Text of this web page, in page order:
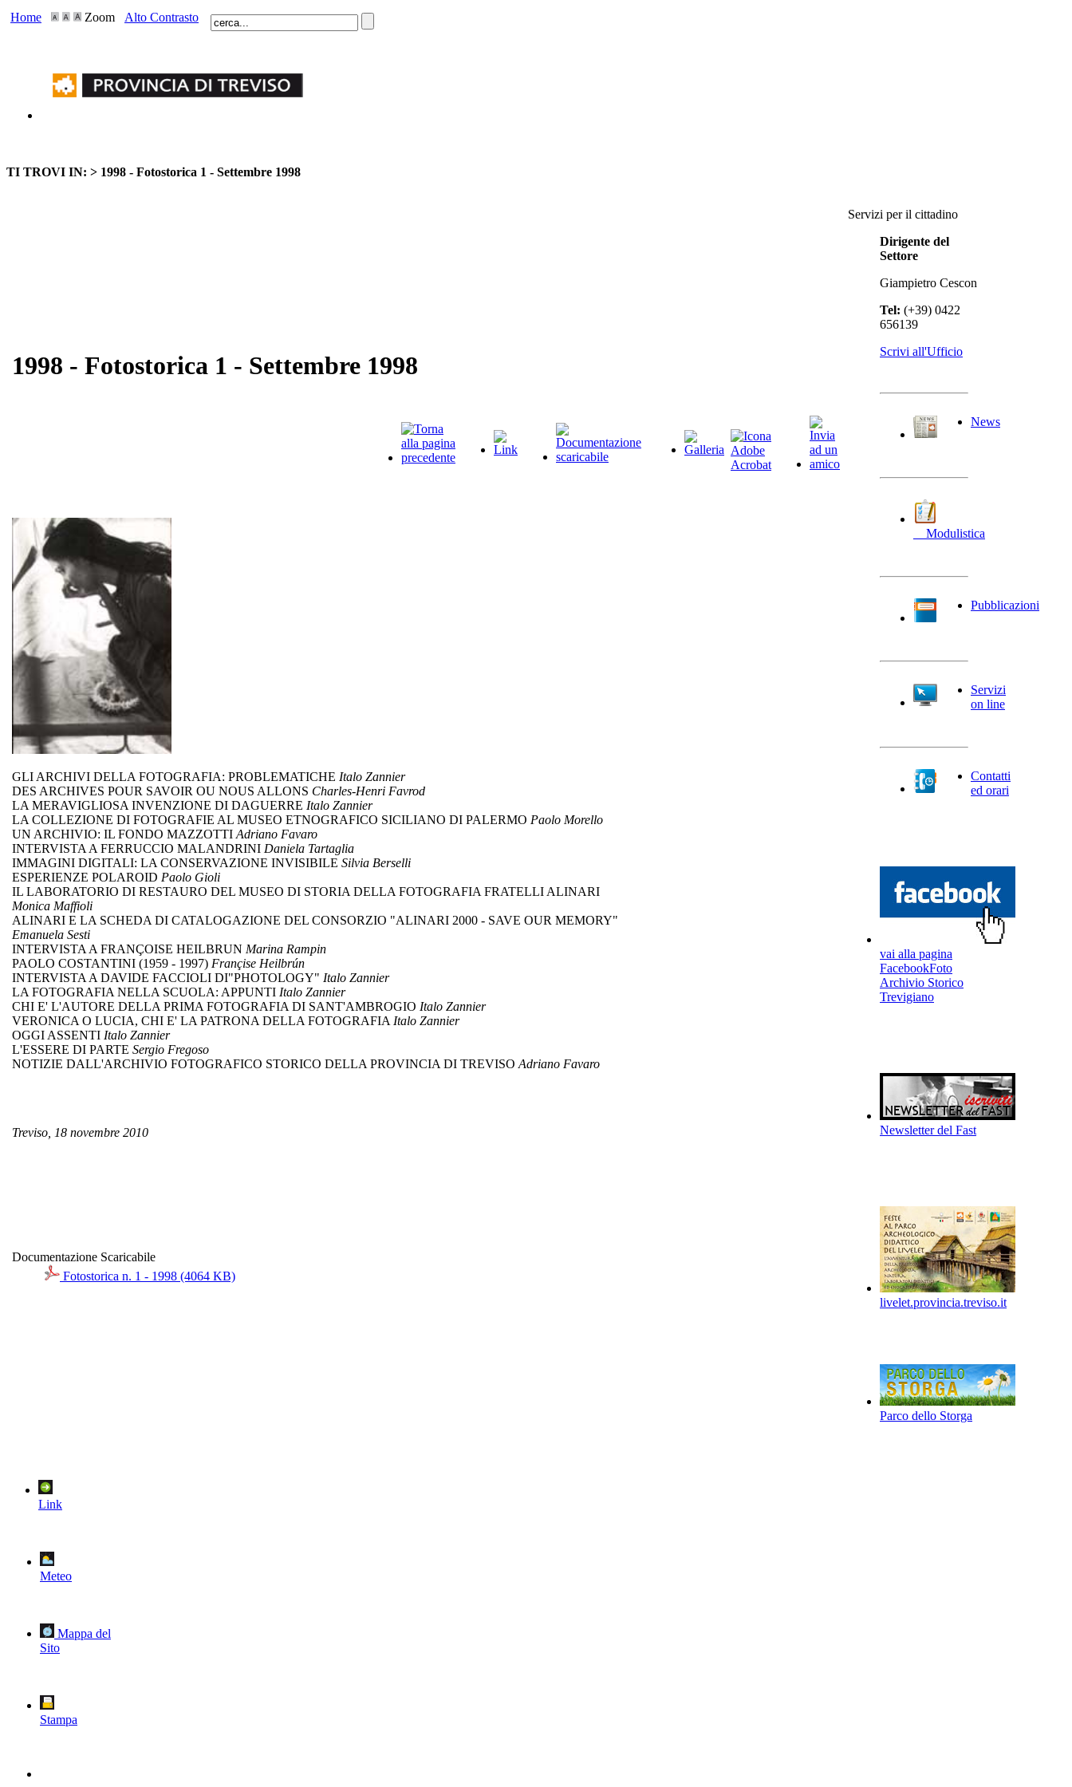
Home Zoom Alto Contrasto
TI TROVI IN: > 1998 - Fotostorica 1 - Settembre 1998
1998 - Fotostorica 1 - Settembre 1998
GLI ARCHIVI DELLA FOTOGRAFIA: PROBLEMATICHE Italo Zannier
DES ARCHIVES POUR SAVOIR OU NOUS ALLONS Charles-Henri Favrod
LA MERAVIGLIOSA INVENZIONE DI DAGUERRE Italo Zannier
LA COLLEZIONE DI FOTOGRAFIE AL MUSEO ETNOGRAFICO SICILIANO DI PALERMO Paolo Morello
UN ARCHIVIO: IL FONDO MAZZOTTI Adriano Favaro
INTERVISTA A FERRUCCIO MALANDRINI Daniela Tartaglia
IMMAGINI DIGITALI: LA CONSERVAZIONE INVISIBILE Silvia Berselli
ESPERIENZE POLAROID Paolo Gioli
IL LABORATORIO DI RESTAURO DEL MUSEO DI STORIA DELLA FOTOGRAFIA FRATELLI ALINARI
Monica Maffioli
ALINARI E LA SCHEDA DI CATALOGAZIONE DEL CONSORZIO "ALINARI 2000 - SAVE OUR MEMORY"
Emanuela Sesti
INTERVISTA A FRANÇOISE HEILBRUN Marina Rampin
PAOLO COSTANTINI (1959 - 1997) Françise Heilbrún
INTERVISTA A DAVIDE FACCIOLI DI"PHOTOLOGY" Italo Zannier
LA FOTOGRAFIA NELLA SCUOLA: APPUNTI Italo Zannier
CHI E' L'AUTORE DELLA PRIMA FOTOGRAFIA DI SANT'AMBROGIO Italo Zannier
VERONICA O LUCIA, CHI E' LA PATRONA DELLA FOTOGRAFIA Italo Zannier
OGGI ASSENTI Italo Zannier
L'ESSERE DI PARTE Sergio Fregoso
NOTIZIE DALL'ARCHIVIO FOTOGRAFICO STORICO DELLA PROVINCIA DI TREVISO Adriano Favaro
Treviso, 18 novembre 2010
Documentazione Scaricabile
Fotostorica n. 1 - 1998 (4064 KB)
Servizi per il cittadino
Dirigente del
Settore
Giampietro Cescon
Tel: (+39) 0422
656139
Scrivi all'Ufficio
News
__Modulistica
Pubblicazioni
Servizi
on line
Contatti
ed orari
vai alla pagina
FacebookFoto
Archivio Storico
Trevigiano
Newsletter del Fast
livelet.provincia.treviso.it
Parco dello Storga
Link
Meteo
Mappa del
Sito
Stampa